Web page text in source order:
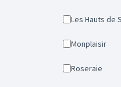
Les Hauts de
Monplaisir
Roseraie